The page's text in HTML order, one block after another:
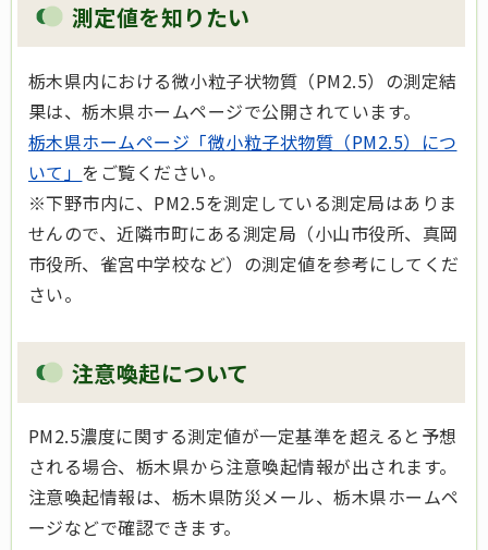
測定値を知りたい
栃木県内における微小粒子状物質（PM2.5）の測定結
果は、栃木県ホームページで公開されています。
栃木県ホームページ「微小粒子状物質（PM2.5）につ
いて」 をご覧ください。
※下野市内に、PM2.5を測定している測定局はありま
せんので、近隣市町にある測定局（小山市役所、真岡
市役所、雀宮中学校など）の測定値を参考にしてくだ
さい。
注意喚起について
PM2.5濃度に関する測定値が一定基準を超えると予想
される場合、栃木県から注意喚起情報が出されます。
注意喚起情報は、栃木県防災メール、栃木県ホームペ
ージなどで確認できます。